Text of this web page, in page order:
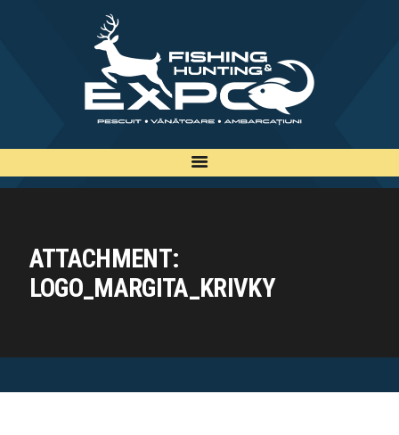
ATTACHMENT:
LOGO_MARGITA_KRIVKY
INFO
EXPOZANTI
EDITII
CONTACT